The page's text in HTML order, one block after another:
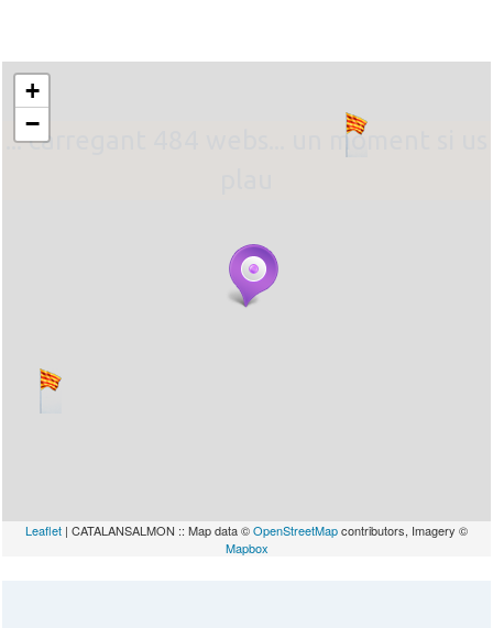
... carregant 484 webs... un moment si us
+
−
Leaflet | CATALANSALMON :: Map data ©OpenStreetMapcontributors, Imagery ©
Mapbox